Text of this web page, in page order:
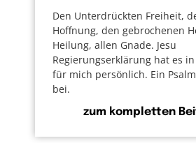
Den Unterdrückten Freiheit,
Hoffnung, den gebrochenen
Heilung, allen Gnade. Jesu
Regierungserklärung hat es
für mich persönlich. Ein
bei.
zum kompletten